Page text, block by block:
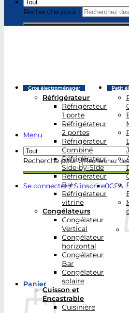
Recherche pour :
Menu
Recherche pour :
Se connecter / S’inscrire0CFA
Panier
Gros électroménager
Réfrigérateur
Réfrigérateur
1 porte
Réfrigérateur
2 portes
Réfrigérateur
Combiné
Réfrigérateur
Side-by-Side
Réfrigérateur
Bar
Réfrigérateur
vitrine
Congélateurs
Congélateur
Vertical
Congélateur
horizontal
Congélateur
Bar
Congélateur
solaire
Cuisson et
Encastrable
Cuisinière
Petit